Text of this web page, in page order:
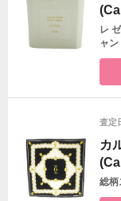
レ
ャ
査定
カ
総柄